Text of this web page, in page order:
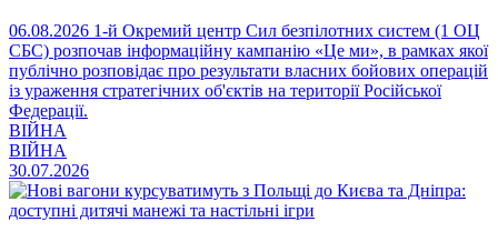
06.08.2026 1-й Окремий центр Сил безпілотних систем (1 ОЦ
СБС) розпочав інформаційну кампанію «Це ми», в рамках якої
публічно розповідає про результати власних бойових операцій
із ураження стратегічних об'єктів на території Російської
Федерації.
ВІЙНА
ВІЙНА
30.07.2026